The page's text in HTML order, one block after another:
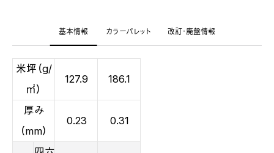
基本情報 カラーパレット 改訂・廃盤情報
米坪（g/
㎡）
127.9 186.1
厚み
（mm）
0.23 0.31